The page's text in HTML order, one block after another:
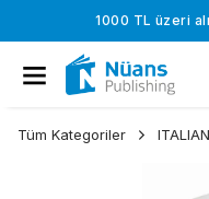
1000 TL üzeri
Tüm Kategoriler